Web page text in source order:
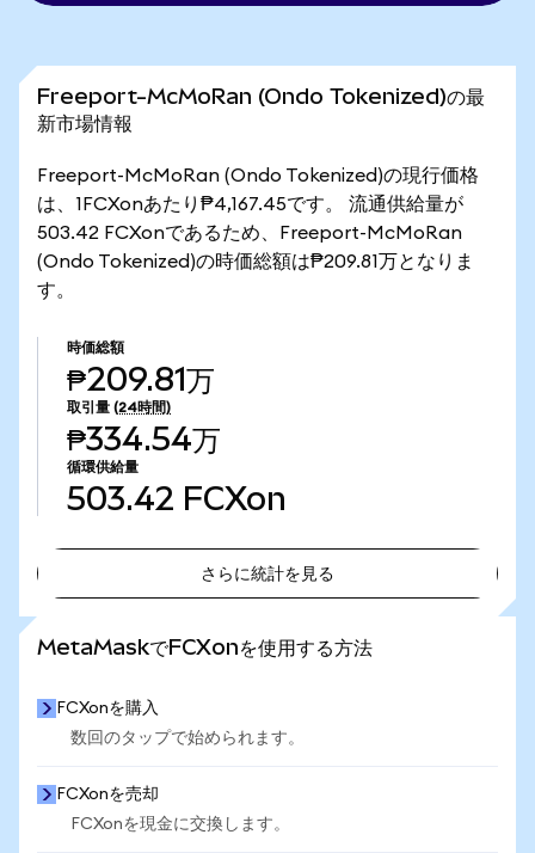
Freeport-McMoRan (Ondo Tokenized)の最
新市場情報
Freeport-McMoRan (Ondo Tokenized)の現行価格
は、1FCXonあたり₱4,167.45です。 流通供給量が
503.42 FCXonであるため、Freeport-McMoRan
(Ondo Tokenized)の時価総額は₱209.81万となりま
す。
時価総額
₱209.81万
取引量 (24時間)
₱334.54万
循環供給量
503.42 FCXon
さらに統計を見る
MetaMaskでFCXonを使用する方法
FCXonを購入
数回のタップで始められます。
FCXonを売却
FCXonを現金に交換します。